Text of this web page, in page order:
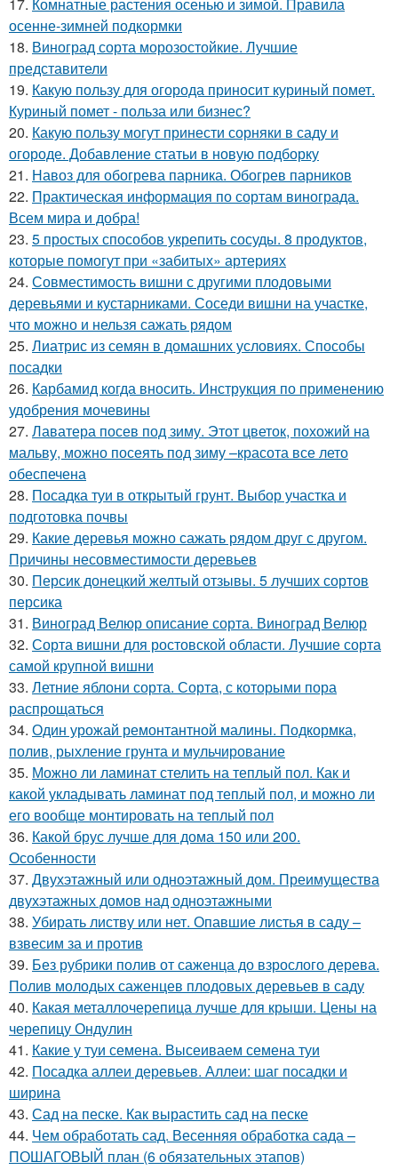
17. Комнатные растения осенью и зимой. Правила
осенне-зимней подкормки
18. Виноград сорта морозостойкие. Лучшие
представители
19. Какую пользу для огорода приносит куриный помет.
Куриный помет - польза или бизнес?
20. Какую пользу могут принести сорняки в саду и
огороде. Добавление статьи в новую подборку
21. Навоз для обогрева парника. Обогрев парников
22. Практическая информация по сортам винограда.
Всем мира и добра!
23. 5 простых способов укрепить сосуды. 8 продуктов,
которые помогут при «забитых» артериях
24. Совместимость вишни с другими плодовыми
деревьями и кустарниками. Соседи вишни на участке,
что можно и нельзя сажать рядом
25. Лиатрис из семян в домашних условиях. Способы
посадки
26. Карбамид когда вносить. Инструкция по применению
удобрения мочевины
27. Лаватера посев под зиму. Этот цветок, похожий на
мальву, можно посеять под зиму –красота все лето
обеспечена
28. Посадка туи в открытый грунт. Выбор участка и
подготовка почвы
29. Какие деревья можно сажать рядом друг с другом.
Причины несовместимости деревьев
30. Персик донецкий желтый отзывы. 5 лучших сортов
персика
31. Виноград Велюр описание сорта. Виноград Велюр
32. Сорта вишни для ростовской области. Лучшие сорта
самой крупной вишни
33. Летние яблони сорта. Сорта, с которыми пора
распрощаться
34. Один урожай ремонтантной малины. Подкормка,
полив, рыхление грунта и мульчирование
35. Можно ли ламинат стелить на теплый пол. Как и
какой укладывать ламинат под теплый пол, и можно ли
его вообще монтировать на теплый пол
36. Какой брус лучше для дома 150 или 200.
Особенности
37. Двухэтажный или одноэтажный дом. Преимущества
двухэтажных домов над одноэтажными
38. Убирать листву или нет. Опавшие листья в саду –
взвесим за и против
39. Без рубрики полив от саженца до взрослого дерева.
Полив молодых саженцев плодовых деревьев в саду
40. Какая металлочерепица лучше для крыши. Цены на
черепицу Ондулин
41. Какие у туи семена. Высеиваем семена туи
42. Посадка аллеи деревьев. Аллеи: шаг посадки и
ширина
43. Сад на песке. Как вырастить сад на песке
44. Чем обработать сад. Весенняя обработка сада –
ПОШАГОВЫЙ план (6 обязательных этапов)